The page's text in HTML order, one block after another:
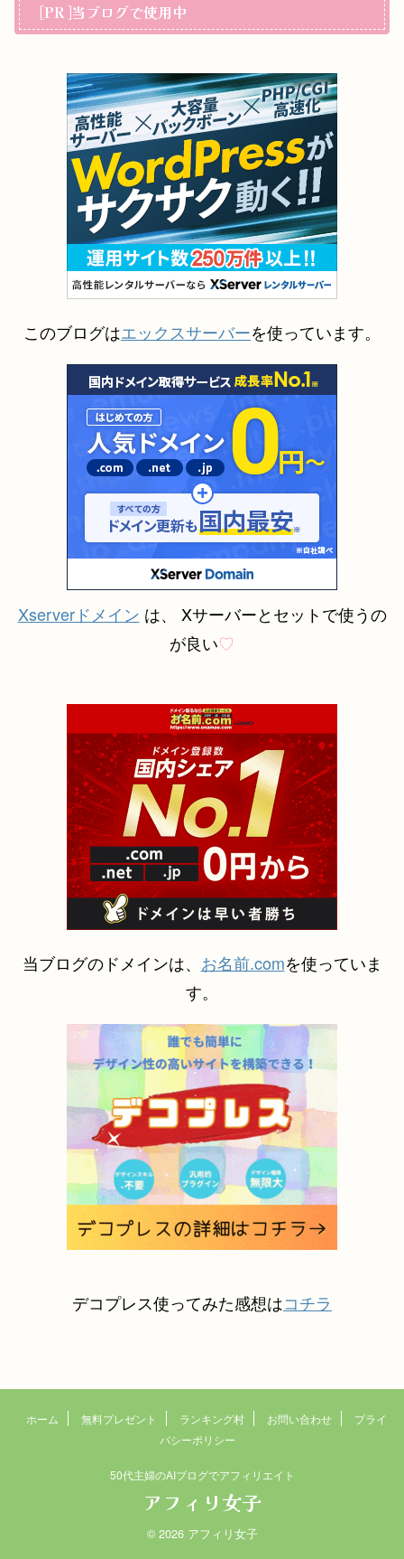
[PR]当ブログで使用中
このブログはエックスサーバーを使っています。
Xserverドメイン は、 Xサーバーとセットで使うの
が良い♡
当ブログのドメインは、 お名前.comを使っていま
す。
デコプレス使ってみた感想はコチラ
ホーム 無料プレゼント ランキング村 お問い合わせ
プライ
バシーポリシー
50代主婦のAIブログでアフィリエイト
アフィリ女子
© 2026 アフィリ女子